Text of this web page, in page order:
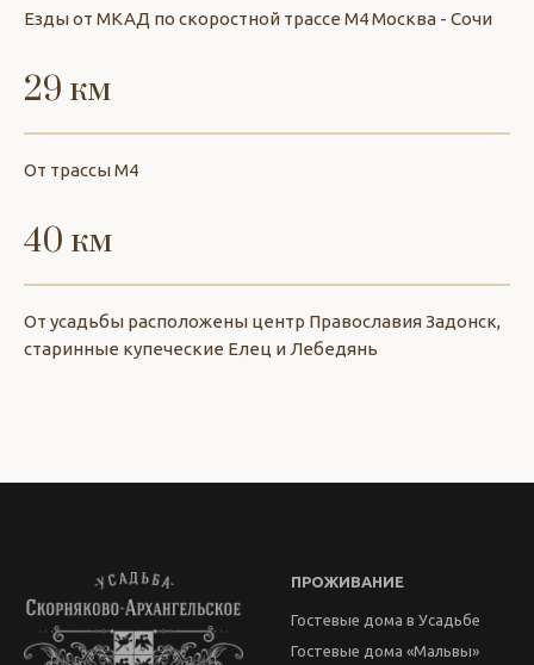
Езды от МКАД по скоростной трассе М4 Москва - Сочи
29 км
От трассы М4
40 км
От усадьбы расположены центр Православия Задонск,
старинные купеческие Елец и Лебедянь
ПРОЖИВАНИЕ
Гостевые дома в Усадьбе
Гостевые дома «Мальвы»